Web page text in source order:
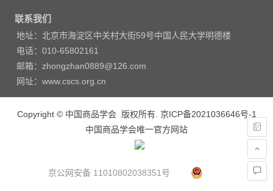
联系我们
地址：北京市海淀区中关村大街59号中国人民大学明德楼
电话：010-65802161
邮箱：zhongzhan0889@126.com
网址：www.cscs.org.cn
Copyright © 中国商品学会 版权所有. 京ICP备2021036646号-1
中国商品学会唯一官方网站
京公网安备 11010802038351号